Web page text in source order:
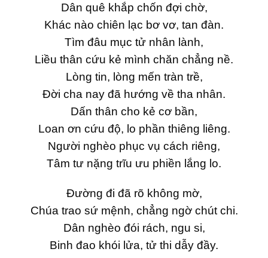
Dân quê khắp chốn đợi chờ,
Khác nào chiên lạc bơ vơ, tan đàn.
Tìm đâu mục tử nhân lành,
Liều thân cứu kẻ mình chăn chẳng nề.
Lòng tin, lòng mến tràn trề,
Đời cha nay đã hướng về tha nhân.
Dấn thân cho kẻ cơ bần,
Loan ơn cứu độ, lo phần thiêng liêng.
Người nghèo phục vụ cách riêng,
Tâm tư nặng trĩu ưu phiền lắng lo.
Đường đi đã rõ không mờ,
Chúa trao sứ mệnh, chẳng ngờ chút chi.
Dân nghèo đói rách, ngu si,
Binh đao khói lửa, tử thi dẫy đầy.